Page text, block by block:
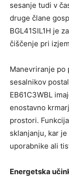
sesanje tudi v
druge člane
BGL41SIL1H je
čiščenje pri
Manevriranje po
sesalnikov
EB61C3WBL
enostavno
prostori.
sklanjanju, kar
uporabnike ali
Energetska